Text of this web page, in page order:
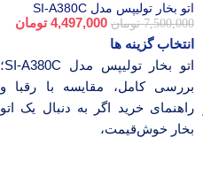
اتو بخار تولیپس مدل SI-A380C
7,500,000 تومان 4,497,000 تومان
انتخاب گزینه ها
اتو بخار تولیپس مدل SI-A380C؛
بررسی کامل، مقایسه با رقبا و
راهنمای خرید اگر به دنبال یک اتو
بخار خوش‌قیمت،